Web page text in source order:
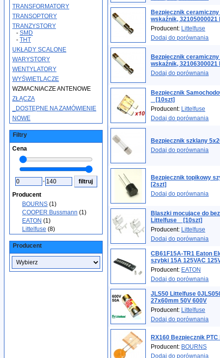
TRANSFORMATORY
TRANSOPTORY
TRANZYSTORY
- SMD
- THT
UKŁADY SCALONE
WARYSTORY
WENTYLATORY
WYŚWIETLACZE
WZMACNIACZE ANTENOWE
ZŁĄCZA
_DOSTĘPNE NA ZAMÓWIENIE
NOWE
Filtry
Cena
-
Producent
BOURNS (1)
COOPER Bussmann (1)
EATON (1)
Littelfuse (8)
Producent
Bezpiecznik
wskaźnik, 32105000021
Producent: Littelfuse
Dodaj do porównania
Bezpiecznik
wskaźnik, 32106300021
Dodaj do porównania
Bezpiecznik
_ [10szt]
Producent: Littelfuse
Dodaj do porównania
Bezpiecznik szklany
Dodaj do porównania
Bezpiecznik topikowy
[2szt]
Dodaj do porównania
Blaszki mocujące do
Littelfuse _ [10szt]
Producent: Littelfuse
Dodaj do porównania
CB61F15A-TR1 Eaton
szybki 15A 125VAC
Producent: EATON
Dodaj do porównania
JLS50 Littelfuse
27x60mm 50V 600V
Producent: Littelfuse
Dodaj do porównania
RX160 Bezpiecznik
Producent: BOURNS
Dodaj do porównania